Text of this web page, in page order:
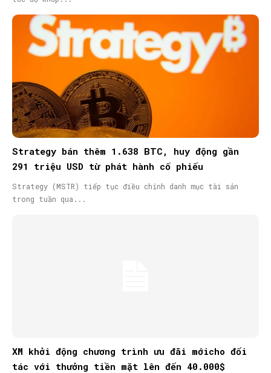
Strategy bán thêm 1.638 BTC, huy động gần
291 triệu USD từ phát hành cổ phiếu
Strategy (MSTR) tiếp tục điều chỉnh danh mục tài sản
trong tuần qua...
XM khởi động chương trình ưu đãi mớicho đối
tác với thưởng tiền mặt lên đến 40.000$